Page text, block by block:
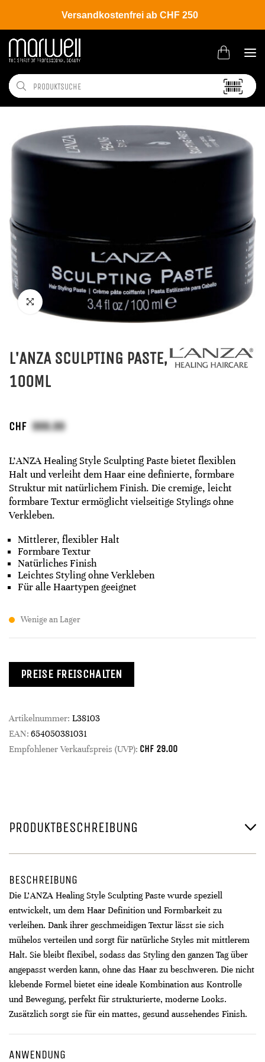
Versandkostenfrei ab CHF 250
Shop Brands L'ANZA
L'ANZA SCULPTING PASTE,
100ML
CHF
L'ANZA Healing Style Sculpting Paste bietet flexiblen
Halt und verleiht dem Haar eine definierte, formbare
Struktur mit natürlichem Finish. Die cremige, leicht
formbare Textur ermöglicht vielseitige Stylings ohne
Verkleben.
Mittlerer, flexibler Halt
Formbare Textur
Natürliches Finish
Leichtes Styling ohne Verkleben
Für alle Haartypen geeignet
Wenige an Lager
PREISE FREISCHALTEN
Artikelnummer: L38103
EAN: 654050381031
Empfohlener Verkaufspreis (UVP): CHF 29.00
PRODUKTBESCHREIBUNG
BESCHREIBUNG
Die L'ANZA Healing Style Sculpting Paste wurde speziell
entwickelt, um dem Haar Definition und Formbarkeit zu
verleihen. Dank ihrer geschmeidigen Textur lässt sie sich
mühelos verteilen und sorgt für natürliche Styles mit mittlerem
Halt. Sie bleibt flexibel, sodass das Styling den ganzen Tag über
angepasst werden kann, ohne das Haar zu beschweren. Die nicht
klebende Formel bietet eine ideale Kombination aus Kontrolle
und Bewegung, perfekt für strukturierte, moderne Looks.
Zusätzlich sorgt sie für ein mattes, gesund aussehendes Finish.
ANWENDUNG